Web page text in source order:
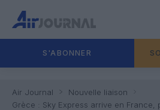
S'ABONNER
Air Journal
Nouvelle liaison
Grèce : Sky Express arrive en France,